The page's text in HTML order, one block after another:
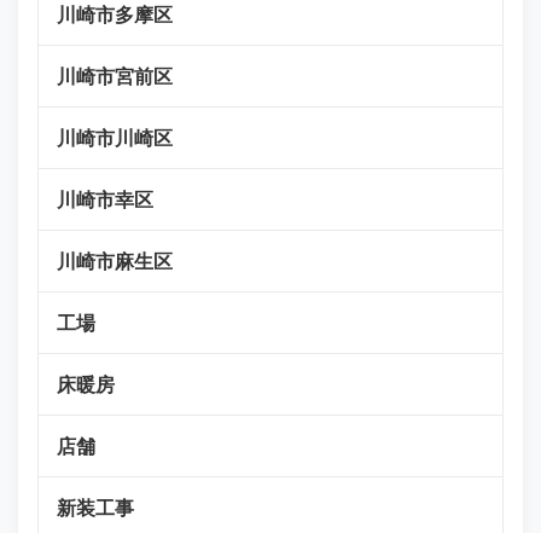
川崎市多摩区
川崎市宮前区
川崎市川崎区
川崎市幸区
川崎市麻生区
工場
床暖房
店舗
新装工事